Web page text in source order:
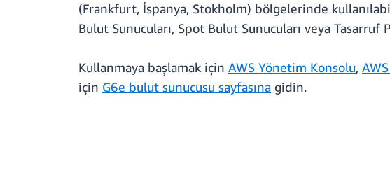
(Frankfurt, İspanya, Stokholm) bölgelerinde
Bulut Sunucuları, Spot Bulut Sunucuları veya Tasarruf
Kullanmaya başlamak için AWS Yönetim Konsolu,
için G6e bulut sunucusu sayfasına gidin.